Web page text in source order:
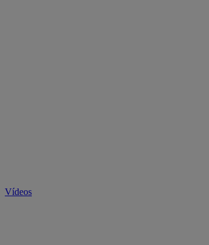
Vídeos